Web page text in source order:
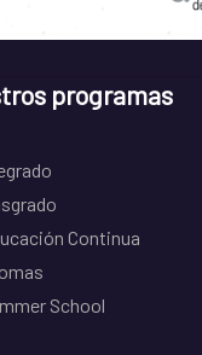
programas
Continua
School